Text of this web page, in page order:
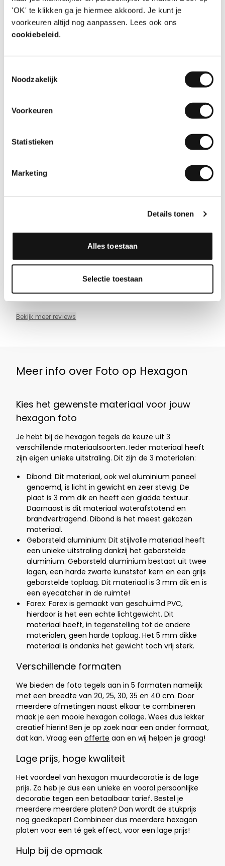
'OK' te klikken ga je hiermee akkoord. Je kunt je
voorkeuren altijd nog aanpassen. Lees ook ons
cookiebeleid.
Noodzakelijk
Voorkeuren
Statistieken
Marketing
Details tonen
Alles toestaan
Selectie toestaan
8
Zoals altijd weer bij Drukbedrijf goed geregeld
Door
10
Makkelijk te configureren en mooi resultaat
JA!
Datum
05-08-2026
Bekijk meer reviews
Meer info over Foto op Hexagon
Kies het gewenste materiaal voor jouw
hexagon foto
Je hebt bij de hexagon tegels de keuze uit 3
verschillende materiaalsoorten. Ieder materiaal heeft
zijn eigen unieke uitstraling. Dit zijn de 3 materialen:
Dibond: Dit materiaal, ook wel aluminium paneel
genoemd, is licht in gewicht en zeer stevig. De
plaat is 3 mm dik en heeft een gladde textuur.
Daarnaast is dit materiaal waterafstotend en
brandvertragend. Dibond is het meest gekozen
materiaal.
Geborsteld aluminium: Dit stijlvolle materiaal heeft
een unieke uitstraling dankzij het geborstelde
aluminium. Geborsteld aluminium bestaat uit twee
lagen, een harde zwarte kunststof kern en een grijs
geborstelde toplaag. Dit materiaal is 3 mm dik en is
een eyecatcher in de ruimte!
Forex: Forex is gemaakt van geschuimd PVC,
hierdoor is het een echte lichtgewicht. Dit
materiaal heeft, in tegenstelling tot de andere
materialen, geen harde toplaag. Het 5 mm dikke
materiaal is ondanks het gewicht toch vrij sterk.
Verschillende formaten
We bieden de foto tegels aan in 5 formaten namelijk
met een breedte van 20, 25, 30, 35 en 40 cm. Door
meerdere afmetingen naast elkaar te combineren
maak je een mooie hexagon collage. Wees dus lekker
creatief hierin! Ben je op zoek naar een ander formaat,
dat kan. Vraag een offerte aan en wij helpen je graag!
Lage prijs, hoge kwaliteit
Het voordeel van hexagon muurdecoratie is de lage
prijs. Zo heb je dus een unieke en vooral persoonlijke
decoratie tegen een betaalbaar tarief. Bestel je
meerdere meerdere platen? Dan wordt de stukprijs
nog goedkoper! Combineer dus meerdere hexagon
platen voor een té gek effect, voor een lage prijs!
Hulp bij de opmaak